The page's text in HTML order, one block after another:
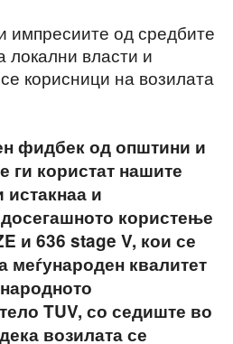
импресиите од средбите
локални власти и
корисници на возилата
фидбек од општини и
ги користат нашите
и
користење
и 636 stage V, кои се
меѓународен квалитет
TUV, со седиште во
возилата се